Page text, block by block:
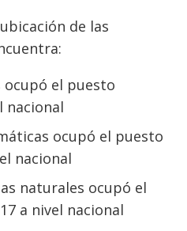
de las
ocupó el puesto
nacional
ocupó el puesto
nacional
naturales ocupó el
a nivel nacional